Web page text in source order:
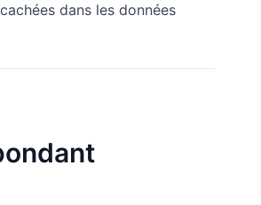
dans les données